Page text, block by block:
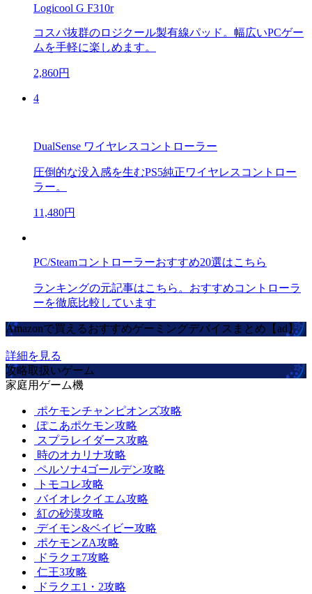
Logicool G F310r
コスパ抜群のロジクール製有線パッド。幅広いPCゲー
ムを手軽に楽しめます。
2,860円
4
DualSense ワイヤレスコントローラー
圧倒的な没入感を生むPS5純正ワイヤレスコントロー
ラー。
11,480円
PC/Steamコントローラーおすすめ20選はこちら
ランキングの元記事はこちら。おすすめコントローラ
ーを徹底比較しています
Amazonで買えるおすすめゲーミングデバイスまとめ【ad】
詳細を見る
攻略取扱いゲーム
家庭用ゲーム機
ポケモンチャンピオンズ攻略
ぽこあポケモン攻略
スプラレイダース攻略
時のオカリナ攻略
ペルソナ4ゴールデン攻略
トモコレ攻略
バイオレクイエム攻略
紅の砂漠攻略
デイモン&ベイビー攻略
ポケモンZA攻略
ドラクエ7攻略
仁王3攻略
ドラクエ1・2攻略